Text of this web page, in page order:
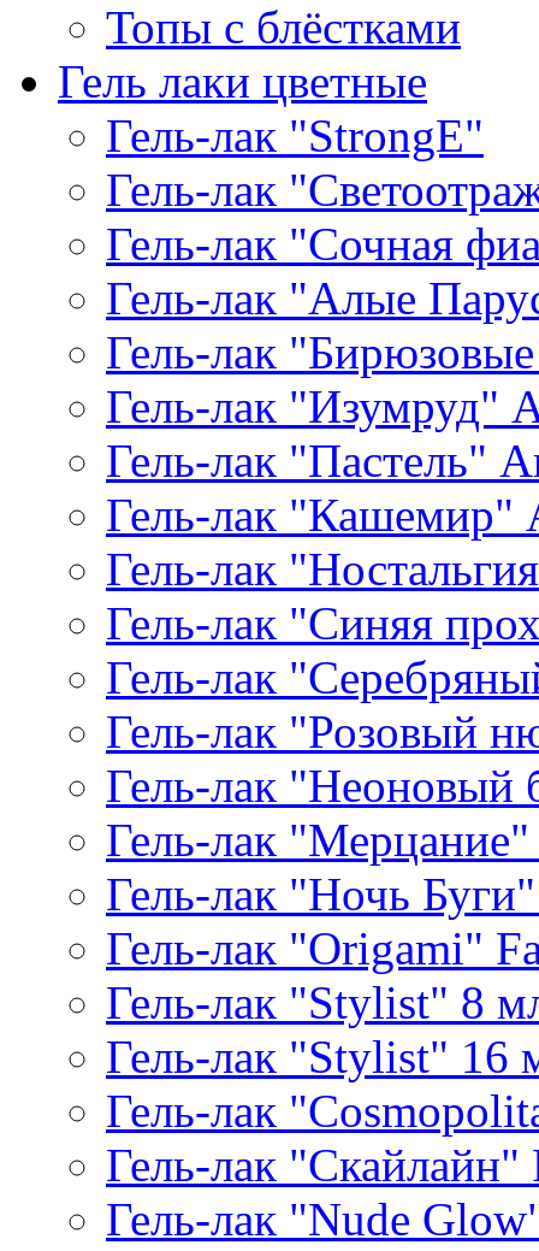
Топы с блёстками
Гель лаки цветные
Гель-лак "StrongE"
Гель-лак
Гель-лак "Сочная
Гель-лак "Алые
Гель-лак
Гель-лак "Изумруд"
Гель-лак "Пастель"
Гель-лак "Кашемир"
Гель-лак
Гель-лак "Синяя
Гель-лак
Гель-лак "Розовый
Гель-лак "Неоновый
Гель-лак
Гель-лак "Ночь
Гель-лак "Origami"
Гель-лак "Stylist" 8
Гель-лак "Stylist" 16
Гель-лак
Гель-лак "Скайлайн"
Гель-лак "Nude